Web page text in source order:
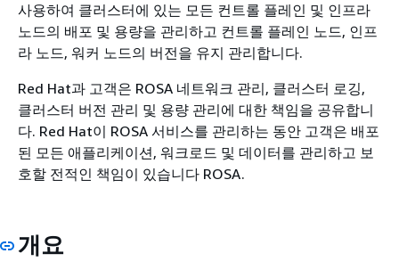
사용하여 클러스터에 있는 모든 컨트롤 플레인 및 인프라
노드의 배포 및 용량을 관리하고 컨트롤 플레인 노드, 인프
라 노드, 워커 노드의 버전을 유지 관리합니다.
Red Hat과 고객은 ROSA 네트워크 관리, 클러스터 로깅,
클러스터 버전 관리 및 용량 관리에 대한 책임을 공유합니
다. Red Hat이 ROSA 서비스를 관리하는 동안 고객은 배포
된 모든 애플리케이션, 워크로드 및 데이터를 관리하고 보
호할 전적인 책임이 있습니다 ROSA.
개요